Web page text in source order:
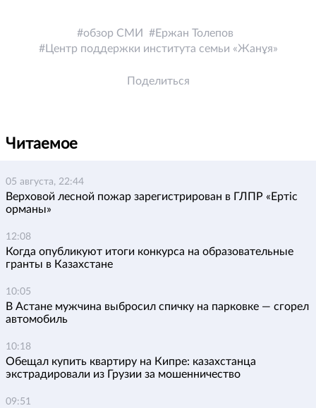
обзор СМИ
Ержан Толепов
Центр поддержки института семьи «Жанұя»
Поделиться
Читаемое
05 августа, 22:44
Верховой лесной пожар зарегистрирован в ГЛПР «Ертіс
орманы»
12:08
Когда опубликуют итоги конкурса на образовательные
гранты в Казахстане
10:05
В Астане мужчина выбросил спичку на парковке — сгорел
автомобиль
10:18
Обещал купить квартиру на Кипре: казахстанца
экстрадировали из Грузии за мошенничество
09:51